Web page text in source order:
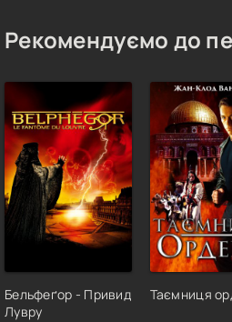
Рекомендуємо до
Бельфеґор - Привид
Лувру
Таємниця